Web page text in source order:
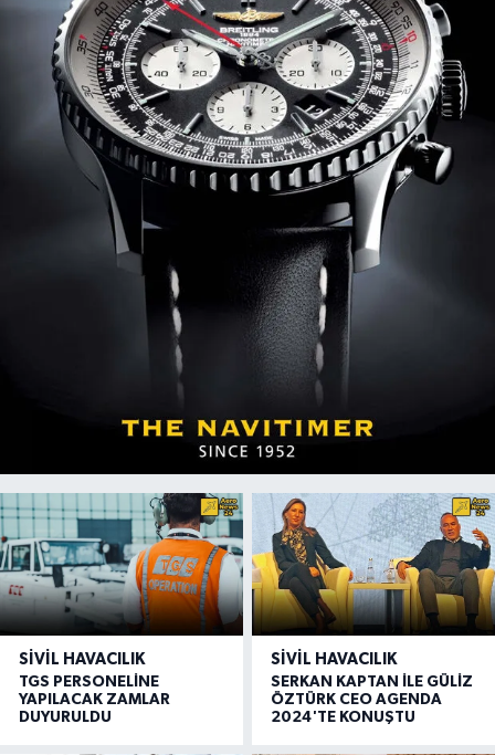
SIVIL HAVACILIK
TGS PERSONELİNE
YAPILACAK ZAMLAR
DUYURULDU
SIVIL HAVACILIK
SERKAN KAPTAN İLE GÜLİZ
ÖZTÜRK CEO AGENDA
2024'TE KONUŞTU